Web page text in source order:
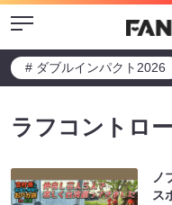
Menu
# ダブルインパクト2026
ラフコントロ
ノ
ス